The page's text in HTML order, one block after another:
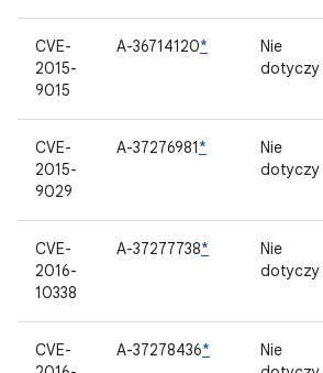
CVE-
2015-
9015
A-36714120*
Nie
dotyczy
CVE-
2015-
9029
A-37276981*
Nie
dotyczy
CVE-
2016-
10338
A-37277738*
Nie
dotyczy
CVE-
A-37278436*
Nie